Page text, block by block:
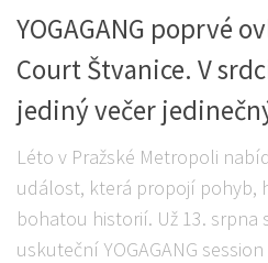
YOGAGANG poprvé
Court Štvanice. V
jediný večer
Léto v Pražské Metropoli
událost, která propojí pohyb,
bohatou historií. Už 13. srpna
uskuteční YOGAGANG